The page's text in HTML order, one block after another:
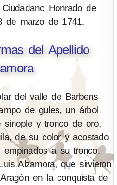
Honrado de
de marzo de 1741.
del Apellido
del valle de Barbens
de gules, un árbol
sinople y tronco de oro,
de su color y acostado
a su tronco.
Alzamora, que sirvieron
en la conquista de